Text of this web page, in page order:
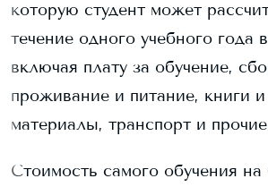
которую студент может
течение одного учебного года
включая плату за обучение,
проживание и питание, книги
материалы, транспорт и
Стоимость самого обучения на